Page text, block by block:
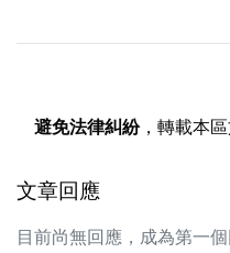
避免法律糾紛，轉載本
文章回應
目前尚無回應，成為第一個